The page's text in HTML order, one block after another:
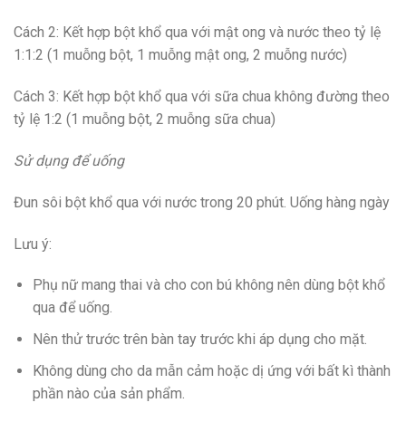
Cách 2: Kết hợp bột khổ qua với mật ong và nước theo tỷ lệ
1:1:2 (1 muỗng bột, 1 muỗng mật ong, 2 muỗng nước)
Cách 3: Kết hợp bột khổ qua với sữa chua không đường theo
tỷ lệ 1:2 (1 muỗng bột, 2 muỗng sữa chua)
Sử dụng để uống
Đun sôi bột khổ qua với nước trong 20 phút. Uống hàng ngày
Lưu ý:
Phụ nữ mang thai và cho con bú không nên dùng bột khổ
qua để uống.
Nên thử trước trên bàn tay trước khi áp dụng cho mặt.
Không dùng cho da mẫn cảm hoặc dị ứng với bất kì thành
phần nào của sản phẩm.